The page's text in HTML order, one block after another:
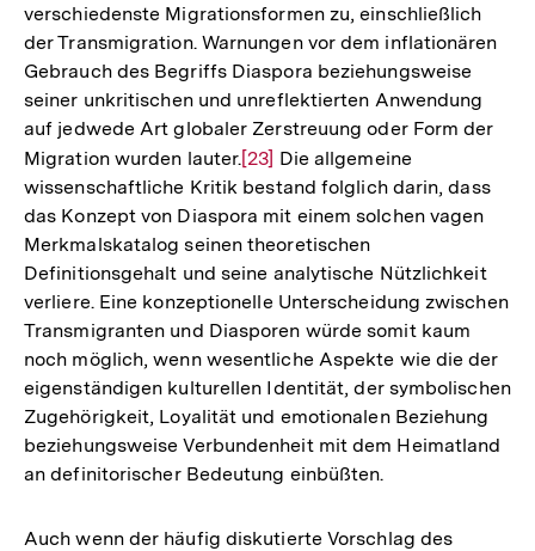
verschiedenste Migrationsformen zu, einschließlich
der Transmigration. Warnungen vor dem inflationären
Gebrauch des Begriffs Diaspora beziehungsweise
seiner unkritischen und unreflektierten Anwendung
auf jedwede Art globaler Zerstreuung oder Form der
Migration wurden lauter.Zur
Auflösung
der
Fußnote
[23] Die allgemeine
wissenschaftliche Kritik bestand folglich darin, dass
das Konzept von Diaspora mit einem solchen vagen
Merkmalskatalog seinen theoretischen
Definitionsgehalt und seine analytische Nützlichkeit
verliere. Eine konzeptionelle Unterscheidung zwischen
Transmigranten und Diasporen würde somit kaum
noch möglich, wenn wesentliche Aspekte wie die der
eigenständigen kulturellen Identität, der symbolischen
Zugehörigkeit, Loyalität und emotionalen Beziehung
beziehungsweise Verbundenheit mit dem Heimatland
an definitorischer Bedeutung einbüßten.
Auch wenn der häufig diskutierte Vorschlag des